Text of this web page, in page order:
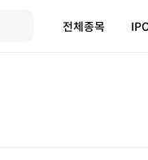
전체종목